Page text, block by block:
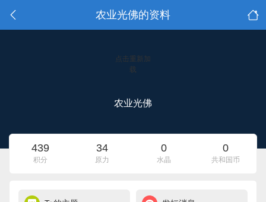
农业光佛的资料
点击重新加
载
农业光佛
439
积分
34
原力
0
水晶
0
共和国币